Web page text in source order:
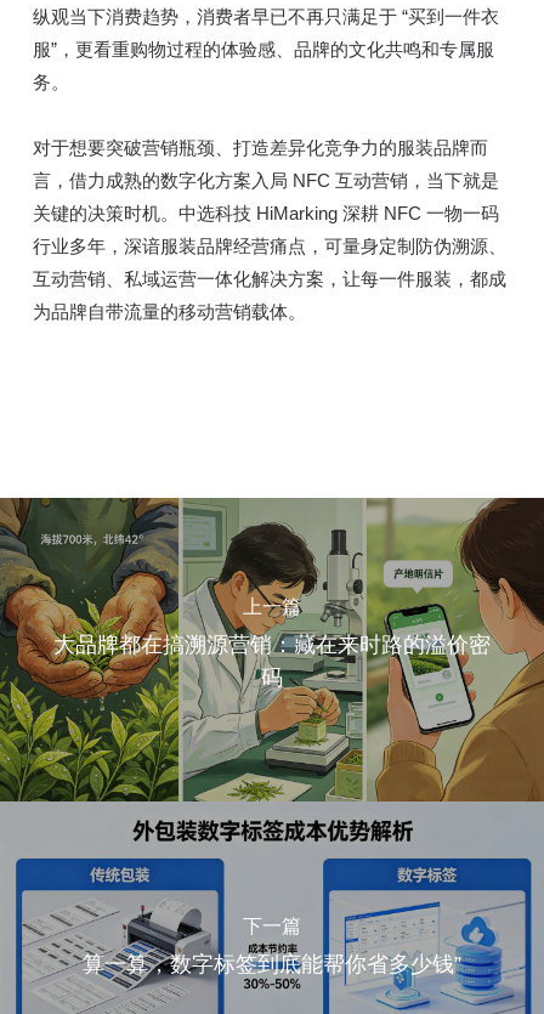
纵观当下消费趋势，消费者早已不再只满足于 “买到一件衣
服”，更看重购物过程的体验感、品牌的文化共鸣和专属服
务。
对于想要突破营销瓶颈、打造差异化竞争力的服装品牌而
言，借力成熟的数字化方案入局 NFC 互动营销，当下就是
关键的决策时机。中选科技 HiMarking 深耕 NFC 一物一码
行业多年，深谙服装品牌经营痛点，可量身定制防伪溯源、
互动营销、私域运营一体化解决方案，让每一件服装，都成
为品牌自带流量的移动营销载体。
上一篇
大品牌都在搞溯源营销：藏在来时路的溢价密
码
下一篇
算一算，数字标签到底能帮你省多少钱”